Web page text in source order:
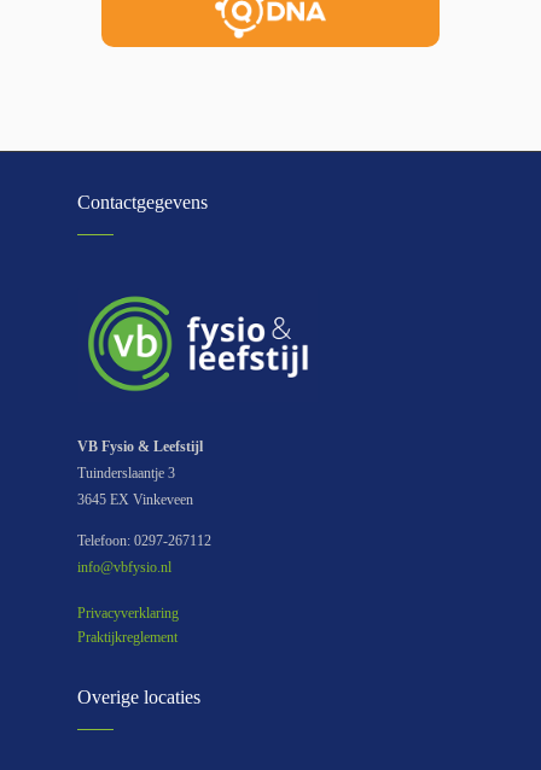
Contactgegevens
VB Fysio & Leefstijl
Tuinderslaantje 3
3645 EX Vinkeveen
Telefoon: 0297-267112
info@vbfysio.nl
Privacyverklaring
Praktijkreglement
Overige locaties